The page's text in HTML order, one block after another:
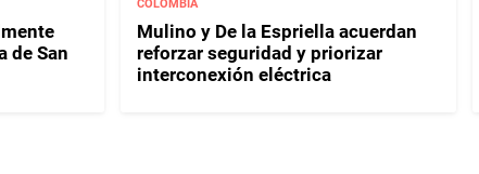
de San
COLOMBIA
Mulino y De la Espriella acuerdan
reforzar seguridad y priorizar
interconexión eléctrica